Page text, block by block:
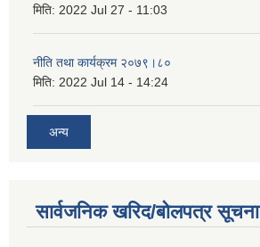
मिति: 2022 Jul 27 - 11:03
नीति तथा कार्यक्रम २०७९।८०
मिति: 2022 Jul 14 - 14:24
अन्य
सार्वजनिक खरिद/बोलपत्र सूचना